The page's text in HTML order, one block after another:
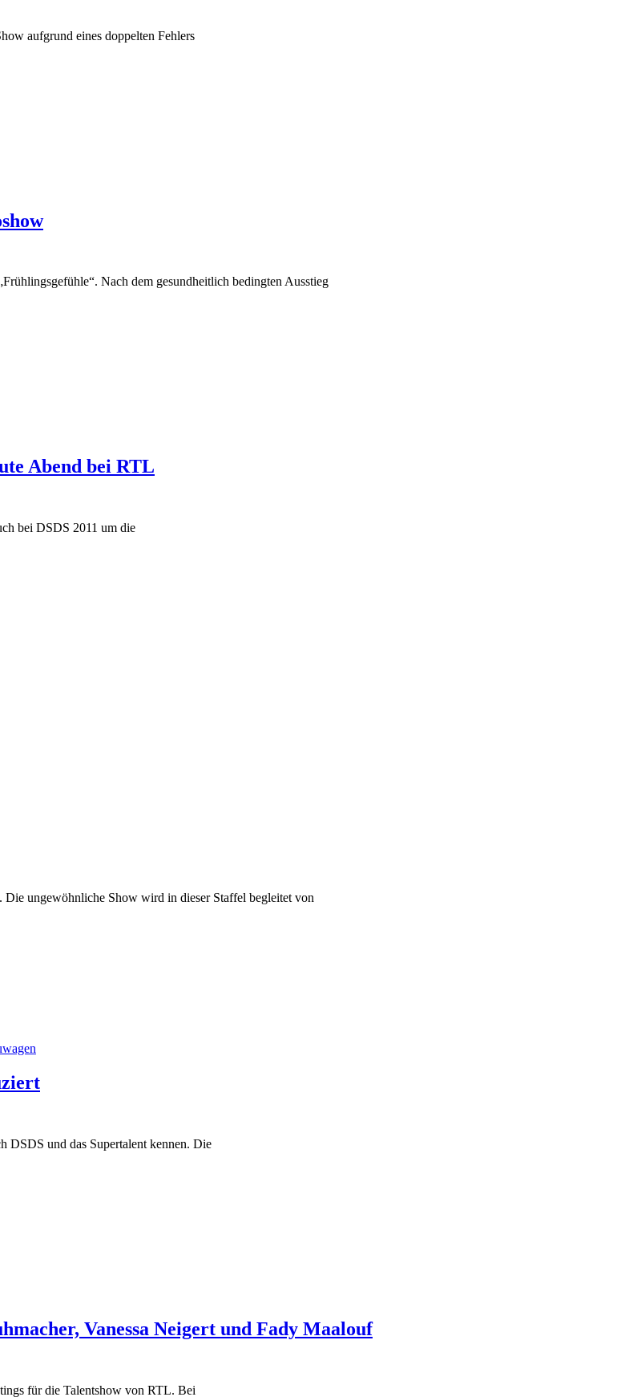
aufgrund eines doppelten Fehlers
Nach dem gesundheitlich bedingten Ausstieg
Abend bei RTL
bei DSDS 2011 um die
Die ungewöhnliche Show wird in dieser Staffel begleitet von
DSDS und das Supertalent kennen. Die
Vanessa Neigert und Fady Maalouf
für die Talentshow von RTL. Bei